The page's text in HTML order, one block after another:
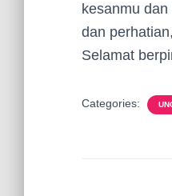
kesanmu
dan
Selamat
Categories: